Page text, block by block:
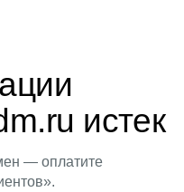
истек
— оплатите